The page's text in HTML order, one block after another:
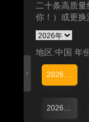
二十条高质
你！）或更换
地区:中国 年
2026-08-06期
2026-07-15期